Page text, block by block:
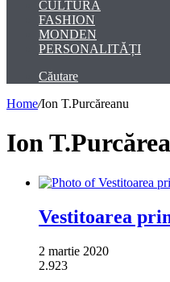
CULTURĂ
FASHION
MONDEN
PERSONALITĂȚI
Căutare
Home/Ion T.Purcăreanu
Ion
Vestitoarea
2 martie 2020
2.923